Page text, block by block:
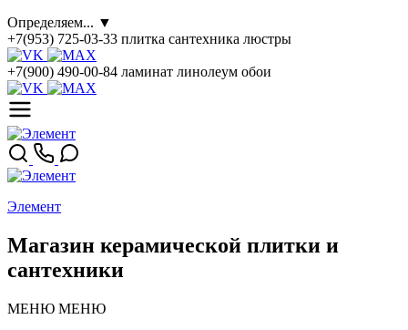
Определяем... ▼
+7(953) 725-03-33 плитка сантехника люстры
+7(900) 490-00-84 ламинат линолеум обои
Элемент
Магазин керамической плитки и
сантехники
МЕНЮ МЕНЮ